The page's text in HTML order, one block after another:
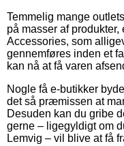
Temmelig mange
på masser af
Accessories, som
gennemføres inden et
kan nå at få varen
Nogle få e-butikker
det så præmissen at
Desuden kan du gribe
gerne – ligegyldigt om
Lemvig – vil blive at få